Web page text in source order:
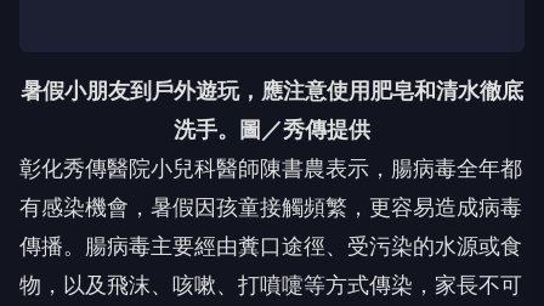
暑假小朋友到戶外遊玩，應注意使用肥皂和清水徹底
洗手。 圖／秀傳提供
彰化秀傳醫院小兒科醫師陳書農表示，腸病毒全年都
有感染機會，暑假因孩童接觸頻繁，更容易造成病毒
傳播。腸病毒主要經由糞口途徑、受污染的水源或食
物，以及飛沫、咳嗽、打噴嚏等方式傳染，家長不可